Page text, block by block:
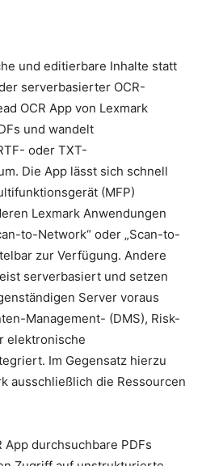
und editierbare Inhalte statt
serverbasierter OCR-
OCR App von Lexmark
und wandelt
oder TXT-
Die App lässt sich schnell
(MFP)
Lexmark Anwendungen
to-Network“ oder „Scan-to-
zur Verfügung. Andere
serverbasiert und setzen
Server voraus
Management- (DMS), Risk-
elektronische
Im Gegensatz hierzu
ausschließlich die Ressourcen
App durchsuchbare PDFs